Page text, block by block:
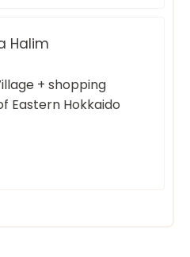
Halim
+ shopping
Eastern Hokkaido